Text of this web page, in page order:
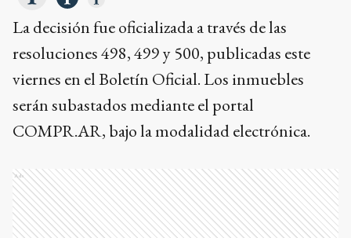
La decisión fue oficializada a través de las
resoluciones 498, 499 y 500, publicadas este
viernes en el Boletín Oficial. Los inmuebles
serán subastados mediante el portal
COMPR.AR, bajo la modalidad electrónica.
Ads